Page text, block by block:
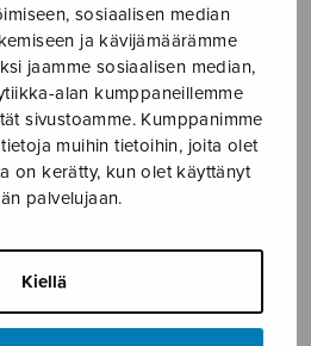
sosiaalisen median
ja kävijämäärämme
jaamme sosiaalisen median,
alan kumppaneillemme
sivustoamme. Kumppanimme
muihin tietoihin, joita olet
on kerätty, kun olet käyttänyt
palvelujaan.
Kiellä
OPPAAT